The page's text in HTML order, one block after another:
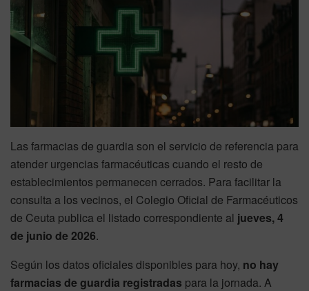
Las farmacias de guardia son el servicio de referencia para
atender urgencias farmacéuticas cuando el resto de
establecimientos permanecen cerrados. Para facilitar la
consulta a los vecinos, el Colegio Oficial de Farmacéuticos
de Ceuta publica el listado correspondiente al jueves, 4
de junio de 2026.
Según los datos oficiales disponibles para hoy, no hay
farmacias de guardia registradas para la jornada. A